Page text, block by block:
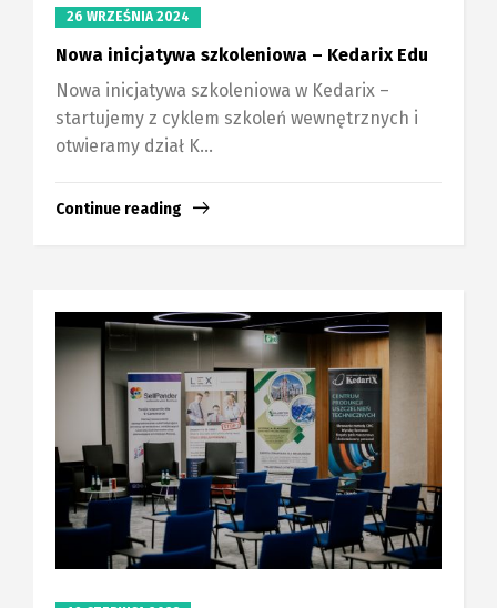
26 WRZEŚNIA 2024
Nowa inicjatywa szkoleniowa – Kedarix Edu
Nowa inicjatywa szkoleniowa w Kedarix –
startujemy z cyklem szkoleń wewnętrznych i
otwieramy dział K...
Continue reading